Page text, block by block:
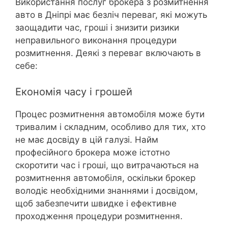
Використання послуг брокера з розмитнення
авто в Дніпрі має безліч переваг, які можуть
заощадити час, гроші і знизити ризики
неправильного виконання процедури
розмитнення. Деякі з переваг включають в
себе:
Економія часу і грошей
Процес розмитнення автомобіля може бути
тривалим і складним, особливо для тих, хто
не має досвіду в цій галузі. Найм
професійного брокера може істотно
скоротити час і гроші, що витрачаються на
розмитнення автомобіля, оскільки брокер
володіє необхідними знаннями і досвідом,
щоб забезпечити швидке і ефективне
проходження процедури розмитнення.